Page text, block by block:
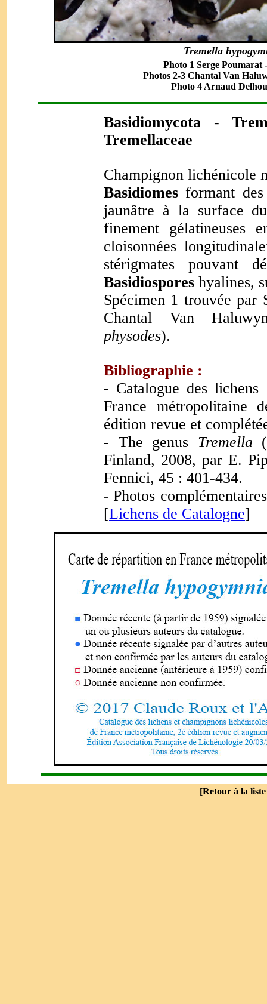
Tremella
Photo 1 Serge Poumarat
Photos 2-3 Chantal Van
Photo 4 Arnaud
Basidiomycota -
Tremellaceae
Champignon lichénicole
Basidiomes formant
jaunâtre à la surface
finement gélatineuses
cloisonnées
stérigmates pouvant
Basidiospores hyalines,
Spécimen 1 trouvée par
Chantal Van
physodes).
Bibliographie :
- Catalogue des lichens
France
édition revue et
- The genus Tremella (
Finland, 2008, par E.
Fennici, 45 : 401-434.
-Photos
[Lichens de Catalogne]
[Retour à la liste